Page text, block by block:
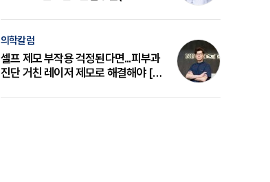
의학칼럼
셀프 제모 부작용 걱정된다면...피부과
진단 거친 레이저 제모로 해결해야 [변